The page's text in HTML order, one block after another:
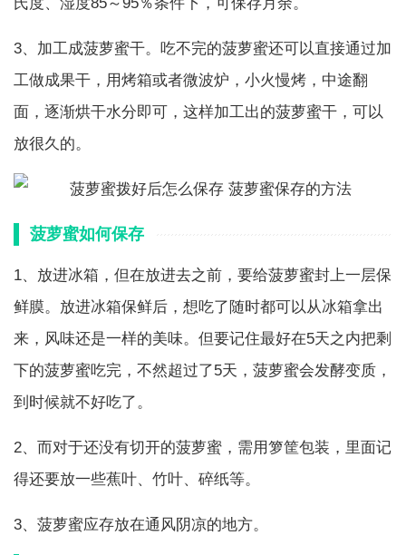
3、加工成菠萝蜜干。吃不完的菠萝蜜还可以直接通过加
工做成果干，用烤箱或者微波炉，小火慢烤，中途翻
面，逐渐烘干水分即可，这样加工出的菠萝蜜干，可以
放很久的。
菠萝蜜如何保存
1、放进冰箱，但在放进去之前，要给菠萝蜜封上一层保
鲜膜。放进冰箱保鲜后，想吃了随时都可以从冰箱拿出
来，风味还是一样的美味。但要记住最好在5天之内把剩
下的菠萝蜜吃完，不然超过了5天，菠萝蜜会发酵变质，
到时候就不好吃了。
2、而对于还没有切开的菠萝蜜，需用箩筐包装，里面记
得还要放一些蕉叶、竹叶、碎纸等。
3、菠萝蜜应存放在通风阴凉的地方。